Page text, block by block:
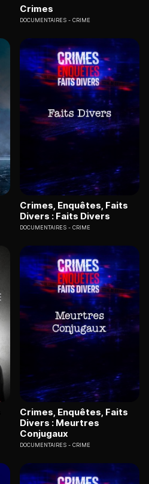
Crimes
DOCUMENTAIRES CRIME
Crimes, Enquêtes, Faits
Divers : Faits Divers
DOCUMENTAIRES CRIME
Crimes, Enquêtes, Faits
Divers : Meurtres
Conjugaux
DOCUMENTAIRES CRIME